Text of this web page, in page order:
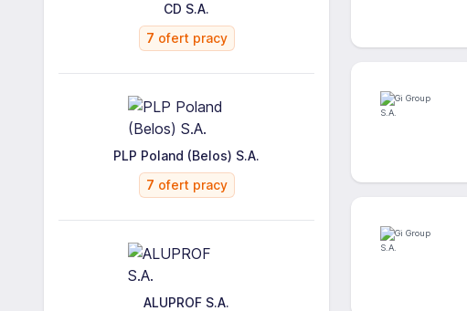
CD S.A.
7 ofert pracy
PLP Poland (Belos) S.A.
7 ofert pracy
ALUPROF S.A.